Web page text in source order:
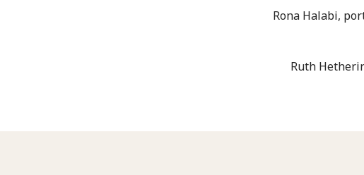
Rona Halabi,
Ruth